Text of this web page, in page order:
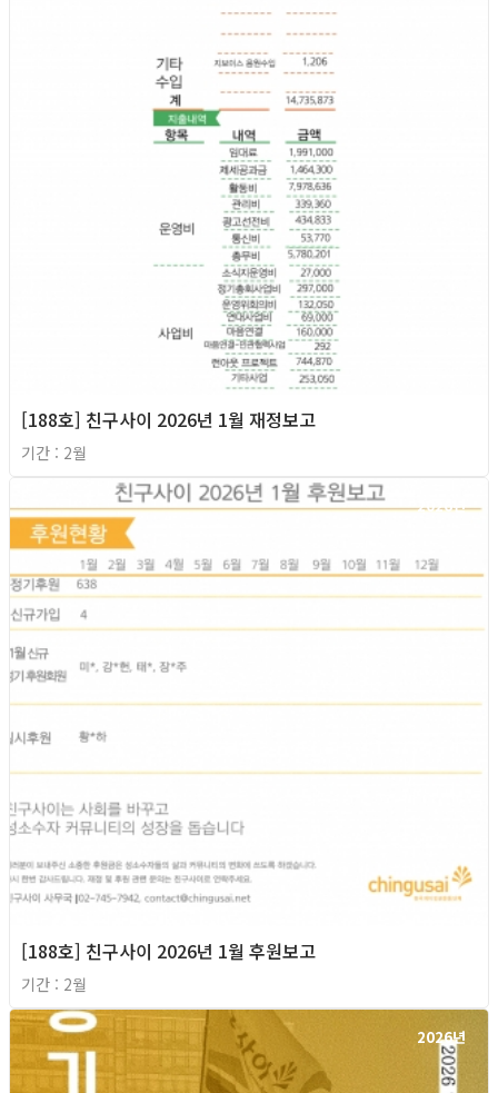
[188호] 친구사이 2026년 1월 재정보고
기간 : 2월
2026년
[188호] 친구사이 2026년 1월 후원보고
기간 : 2월
2026년